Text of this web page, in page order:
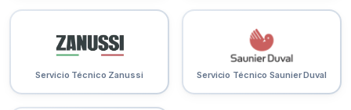
Servicio Técnico Zanussi Servicio Técnico Saunier Duval